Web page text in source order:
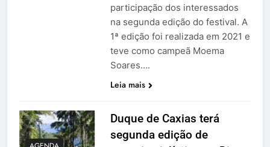
participação dos interessados
na segunda edição do festival. A
1ª edição foi realizada em 2021 e
teve como campeã Moema
Soares….
Leia mais
Duque de Caxias terá
segunda edição de